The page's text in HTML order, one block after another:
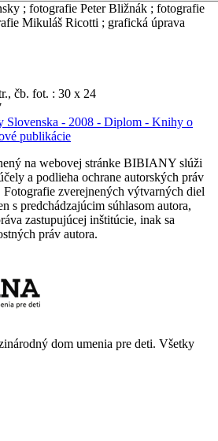
; fotografie Peter Bližnák ; fotografie
Mikuláš Ricotti ; grafická úprava
čb. fot. : 30 x 24
Slovenska - 2008 - Diplom - Knihy o
publikácie
na webovej stránke BIBIANY slúži
a podlieha ochrane autorských práv
zverejnených výtvarných diel
s predchádzajúcim súhlasom autora,
zastupujúcej inštitúcie, inak sa
práv autora.
dom umenia pre deti. Všetky